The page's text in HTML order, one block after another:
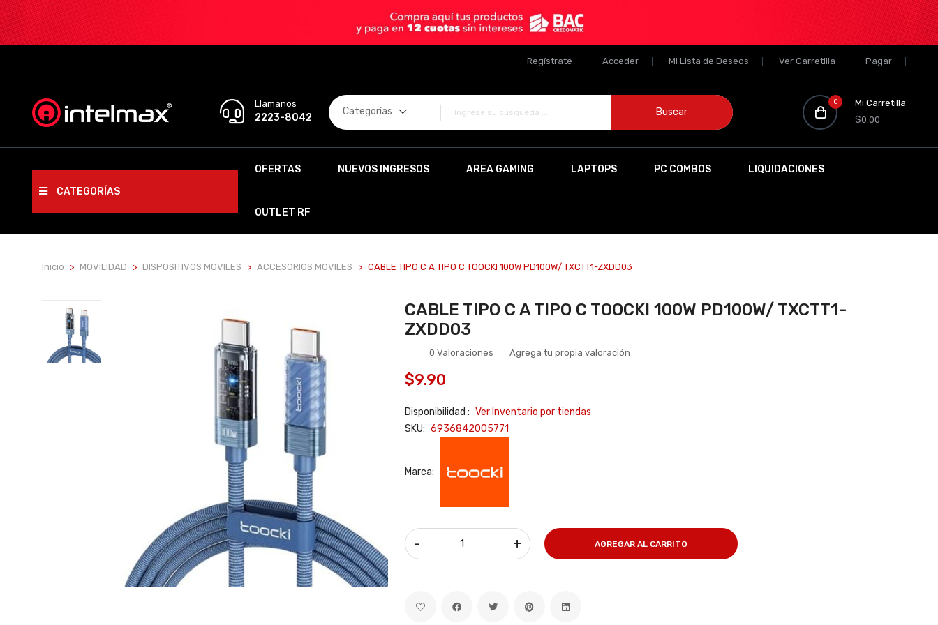
Regístrate Acceder Mi Lista de Deseos Ver Carretilla Pagar
Llamanos
2223-8042 Buscar
Categorías
0
Mi Carretilla
$0.00
CATEGORÍAS
OFERTAS NUEVOS INGRESOS AREA GAMING LAPTOPS PC COMBOS LIQUIDACIONES
OUTLET RF
Inicio MOVILIDAD DISPOSITIVOS MOVILES ACCESORIOS MOVILES CABLE TIPO C A TIPO C TOOCKI 100W PD100W/ TXCTT1-ZXDD03
CABLE TIPO C A TIPO C TOOCKI 100W PD100W/ TXCTT1-
ZXDD03
0 Valoraciones Agrega tu propia valoración
$9.90
Disponibilidad : Ver Inventario por tiendas
SKU: 6936842005771
Marca:
- + AGREGAR AL CARRITO